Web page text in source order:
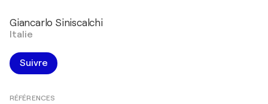
Giancarlo Siniscalchi
Italie
Suivre
RÉFÉRENCES